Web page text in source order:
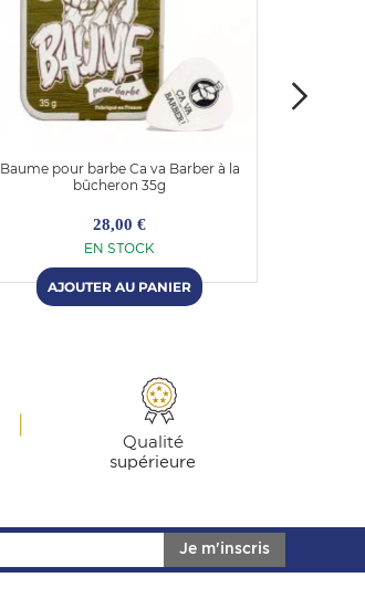
Baume pour barbe Ca va Barber à la
bûcheron 35g
28,00 €
EN STOCK
Qualité
supérieure
Je m'inscris